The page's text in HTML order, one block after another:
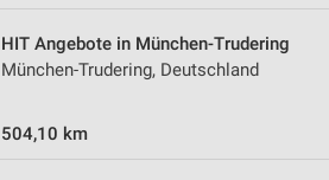
HIT Angebote in München-Trudering
München-Trudering, Deutschland
504,10 km